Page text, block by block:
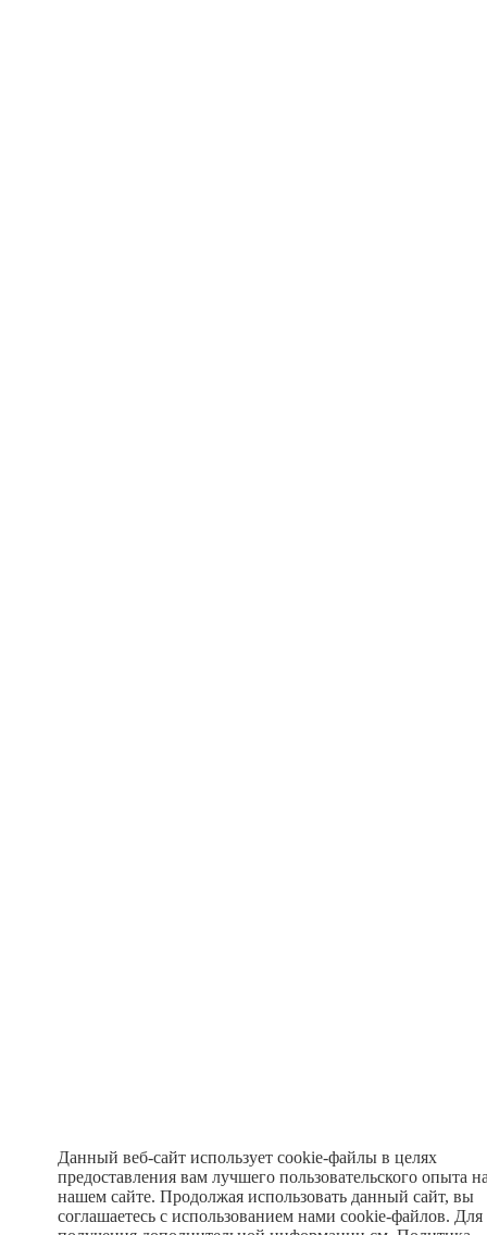
Данный веб-сайт использует cookie-файлы в целях
предоставления вам лучшего пользовательского опыта
нашем сайте. Продолжая использовать данный сайт, вы
соглашаетесь с использованием нами cookie-файлов. Для